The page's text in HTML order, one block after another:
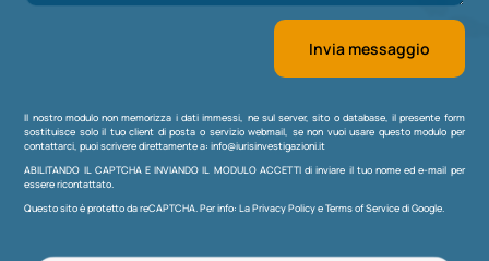
Invia messaggio
Il nostro modulo non memorizza i dati immessi, ne sul server, sito o database, il presente form
sostituisce solo il tuo client di posta o servizio webmail, se non vuoi usare questo modulo per
contattarci, puoi scrivere direttamente a:info@iurisinvestigazioni.it
ABILITANDO IL CAPTCHA E INVIANDO IL MODULO ACCETTI di inviare il tuo nome ed e-mail per
essere ricontattato.
Questo sito è protetto da reCAPTCHA. Per info: LaPrivacy PolicyeTerms of Servicedi Google.